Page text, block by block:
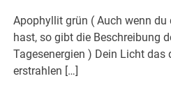
Apophyllit grün ( Auch wenn
hast, so gibt die Beschreibung
Tagesenergien ) Dein Licht das
erstrahlen […]